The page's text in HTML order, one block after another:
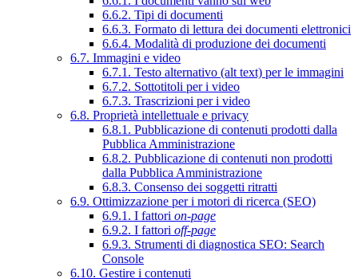
6.6.2. Tipi di documenti
6.6.3. Formato di lettura dei documenti elettronici
6.6.4. Modalità di produzione dei documenti
6.7. Immagini e video
6.7.1. Testo alternativo (alt text) per le immagini
6.7.2. Sottotitoli per i video
6.7.3. Trascrizioni per i video
6.8. Proprietà intellettuale e privacy
6.8.1. Pubblicazione di contenuti prodotti dalla
Pubblica Amministrazione
6.8.2. Pubblicazione di contenuti non prodotti
dalla Pubblica Amministrazione
6.8.3. Consenso dei soggetti ritratti
6.9. Ottimizzazione per i motori di ricerca (SEO)
6.9.1. I fattori on-page
6.9.2. I fattori off-page
6.9.3. Strumenti di diagnostica SEO: Search
Console
6.10. Gestire i contenuti